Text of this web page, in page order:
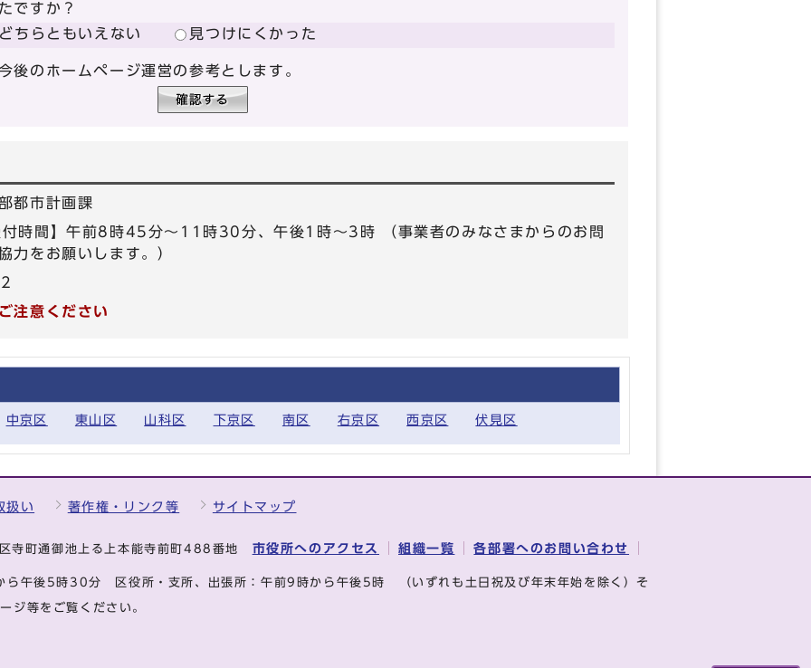
ですか？
ちらともいえない
見つけにくかった
後のホームページ運営の参考とします。
都市計画課
間】午前8時45分～11時30分、午後1時～3時 （事業者のみなさまからのお問
力をお願いします。）
注意ください
中京区 東山区 山科区 下京区 南区 右京区 西京区 伏見区
扱い 著作権・リンク等 サイトマップ
町通御池上る上本能寺前町488番地 市役所へのアクセス 組織一覧 各部署へのお問い合わせ
ら午後5時30分 区役所・支所、出張所：午前9時から午後5時 （いずれも土日祝及び年末年始を除く）そ
ジ等をご覧ください。